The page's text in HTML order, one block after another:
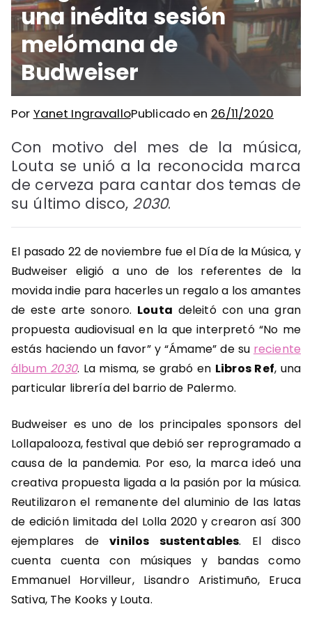
una inédita sesión
melómana de
Budweiser
Por Yanet IngravalloPublicado en 26/11/2020
Con motivo del mes de la música,
Louta se unió a la reconocida marca
de cerveza para cantar dos temas de
su último disco, 2030.
El pasado 22 de noviembre fue el Día de la Música, y
Budweiser eligió a uno de los referentes de la
movida indie para hacerles un regalo a los amantes
de este arte sonoro. Louta deleitó con una gran
propuesta audiovisual en la que interpretó “No me
estás haciendo un favor” y “Ámame” de su reciente
álbum 2030. La misma, se grabó en Libros Ref, una
particular librería del barrio de Palermo.
Budweiser es uno de los principales sponsors del
Lollapalooza, festival que debió ser reprogramado a
causa de la pandemia. Por eso, la marca ideó una
creativa propuesta ligada a la pasión por la música.
Reutilizaron el remanente del aluminio de las latas
de edición limitada del Lolla 2020 y crearon así 300
ejemplares devinilos sustentables. El disco
cuenta cuenta con músiques y bandas como
Emmanuel Horvilleur, Lisandro Aristimuño, Eruca
Sativa, The Kooks y Louta.